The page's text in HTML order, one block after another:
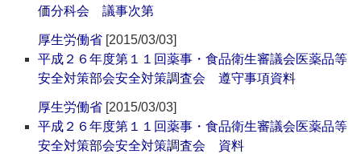
価分科会 議事次第
厚生労働省 [2015/03/03]
平成２６年度第１１回薬事・食品衛生審議会医薬品等
安全対策部会安全対策調査会 遵守事項資料
厚生労働省 [2015/03/03]
平成２６年度第１１回薬事・食品衛生審議会医薬品等
安全対策部会安全対策調査会 資料